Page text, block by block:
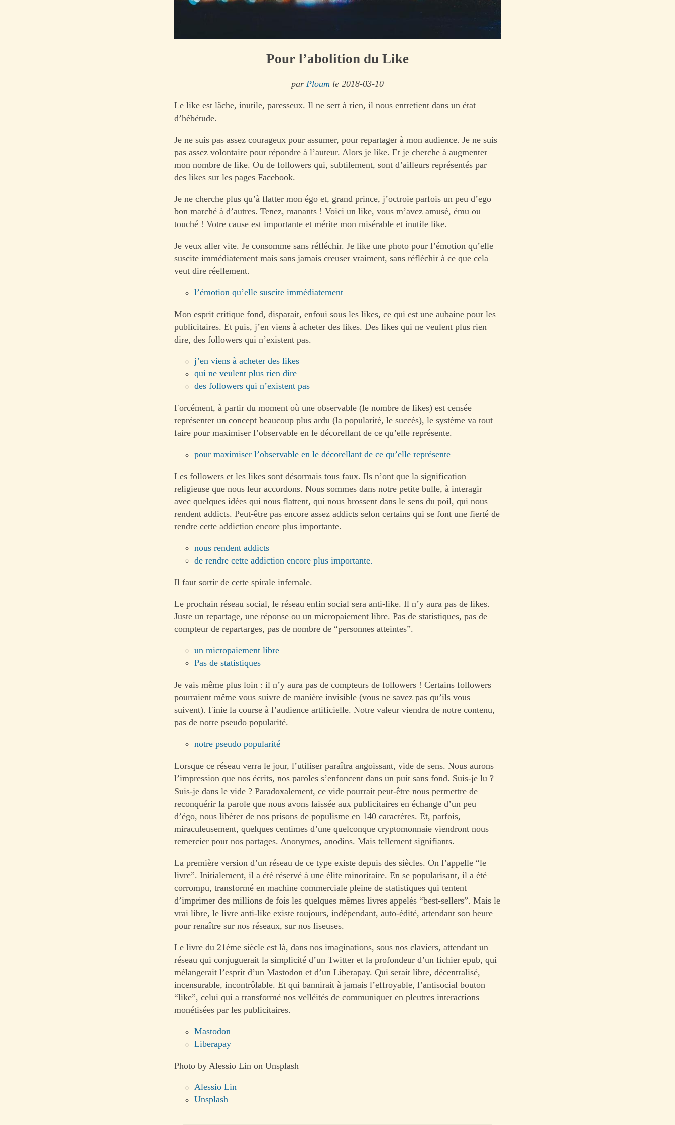
Pour l’abolition du Like
par Ploum le 2018-03-10
Le like est lâche, inutile, paresseux. Il ne sert à rien, il nous entretient dans un état
d’hébétude.
Je ne suis pas assez courageux pour assumer, pour repartager à mon audience. Je ne suis
pas assez volontaire pour répondre à l’auteur. Alors je like. Et je cherche à augmenter
mon nombre de like. Ou de followers qui, subtilement, sont d’ailleurs représentés par
des likes sur les pages Facebook.
Je ne cherche plus qu’à flatter mon égo et, grand prince, j’octroie parfois un peu d’ego
bon marché à d’autres. Tenez, manants ! Voici un like, vous m’avez amusé, ému ou
touché ! Votre cause est importante et mérite mon misérable et inutile like.
Je veux aller vite. Je consomme sans réfléchir. Je like une photo pour l’émotion qu’elle
suscite immédiatement mais sans jamais creuser vraiment, sans réfléchir à ce que cela
veut dire réellement.
l’émotion qu’elle suscite immédiatement
Mon esprit critique fond, disparait, enfoui sous les likes, ce qui est une aubaine pour les
publicitaires. Et puis, j’en viens à acheter des likes. Des likes qui ne veulent plus rien
dire, des followers qui n’existent pas.
j’en viens à acheter des likes
qui ne veulent plus rien dire
des followers qui n’existent pas
Forcément, à partir du moment où une observable (le nombre de likes) est censée
représenter un concept beaucoup plus ardu (la popularité, le succès), le système va tout
faire pour maximiser l’observable en le décorellant de ce qu’elle représente.
pour maximiser l’observable en le décorellant de ce qu’elle représente
Les followers et les likes sont désormais tous faux. Ils n’ont que la signification
religieuse que nous leur accordons. Nous sommes dans notre petite bulle, à interagir
avec quelques idées qui nous flattent, qui nous brossent dans le sens du poil, qui nous
rendent addicts. Peut-être pas encore assez addicts selon certains qui se font une fierté de
rendre cette addiction encore plus importante.
nous rendent addicts
de rendre cette addiction encore plus importante.
Il faut sortir de cette spirale infernale.
Le prochain réseau social, le réseau enfin social sera anti-like. Il n’y aura pas de likes.
Juste un repartage, une réponse ou un micropaiement libre. Pas de statistiques, pas de
compteur de repartarges, pas de nombre de “personnes atteintes”.
un micropaiement libre
Pas de statistiques
Je vais même plus loin : il n’y aura pas de compteurs de followers ! Certains followers
pourraient même vous suivre de manière invisible (vous ne savez pas qu’ils vous
suivent). Finie la course à l’audience artificielle. Notre valeur viendra de notre contenu,
pas de notre pseudo popularité.
notre pseudo popularité
Lorsque ce réseau verra le jour, l’utiliser paraîtra angoissant, vide de sens. Nous aurons
l’impression que nos écrits, nos paroles s’enfoncent dans un puit sans fond. Suis-je lu ?
Suis-je dans le vide ? Paradoxalement, ce vide pourrait peut-être nous permettre de
reconquérir la parole que nous avons laissée aux publicitaires en échange d’un peu
d’égo, nous libérer de nos prisons de populisme en 140 caractères. Et, parfois,
miraculeusement, quelques centimes d’une quelconque cryptomonnaie viendront nous
remercier pour nos partages. Anonymes, anodins. Mais tellement signifiants.
La première version d’un réseau de ce type existe depuis des siècles. On l’appelle “le
livre”. Initialement, il a été réservé à une élite minoritaire. En se popularisant, il a été
corrompu, transformé en machine commerciale pleine de statistiques qui tentent
d’imprimer des millions de fois les quelques mêmes livres appelés “best-sellers”. Mais le
vrai libre, le livre anti-like existe toujours, indépendant, auto-édité, attendant son heure
pour renaître sur nos réseaux, sur nos liseuses.
Le livre du 21ème siècle est là, dans nos imaginations, sous nos claviers, attendant un
réseau qui conjuguerait la simplicité d’un Twitter et la profondeur d’un fichier epub, qui
mélangerait l’esprit d’un Mastodon et d’un Liberapay. Qui serait libre, décentralisé,
incensurable, incontrôlable. Et qui bannirait à jamais l’effroyable, l’antisocial bouton
“like”, celui qui a transformé nos velléités de communiquer en pleutres interactions
monétisées par les publicitaires.
Mastodon
Liberapay
Photo by Alessio Lin on Unsplash
Alessio Lin
Unsplash